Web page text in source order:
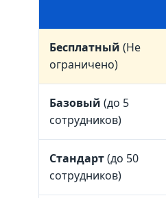
Бесплатный (Не
ограничено)
Базовый (до 5
сотрудников)
Стандарт(до 50
сотрудников)